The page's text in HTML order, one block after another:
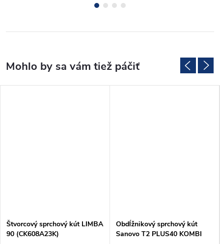
Štvorcový sprchový kút LIMBA
90 (CK608A23K)
Obdĺžnikový sprchový kút
Sanovo T2 PLUS40 KOMBI